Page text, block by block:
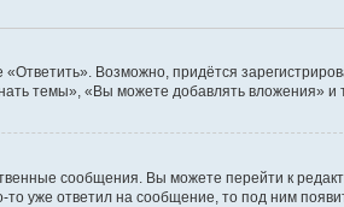
Возможно, придётся
темы», «Вы можете добавлять вложения» и
сообщения. Вы можете перейти к
то уже ответил на сообщение, то под ним